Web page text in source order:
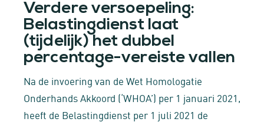
Verdere versoepeling:
Belastingdienst laat
(tijdelijk) het dubbel
percentage-vereiste vallen
Na de invoering van de Wet Homologatie
Onderhands Akkoord (‘WHOA’) per 1 januari 2021,
heeft de Belastingdienst per 1 juli 2021 de